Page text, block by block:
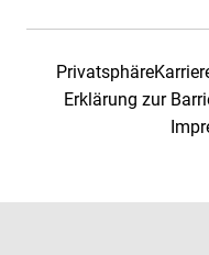
Privatsphäre
Erklärung zur